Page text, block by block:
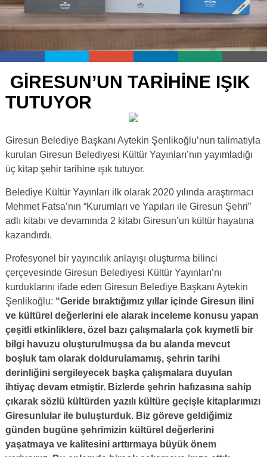
GİRESUN’UN TARİHİNE IŞIK
TUTUYOR
Giresun Belediye Başkanı Aytekin Şenlikoğlu’nun talimatıyla
kurulan Giresun Belediyesi Kültür Yayınları’nın yayımladığı
üç kitap şehir tarihine ışık tutuyor.
Belediye Kültür Yayınları ilk olarak 2020 yılında araştırmacı
Mehmet Fatsa’nın “Kurumları ve Yapıları ile Giresun Şehri”
adlı kitabı ve devamında 2 kitabı Giresun’un kültür hayatına
kazandırdı.
Profesyonel bir yayıncılık anlayışı oluşturma bilinci
çerçevesinde Giresun Belediyesi Kültür Yayınları’nı
kurduklarını ifade eden Giresun Belediye Başkanı Aytekin
Şenlikoğlu: “Geride bıraktığımız yıllar içinde Giresun ilini
ve kültürel değerlerini ele alarak inceleme konusu yapan
çeşitli etkinliklere, özel bazı çalışmalarla çok kıymetli bir
bilgi havuzu oluşturulmuşsa da bu alanda mevcut
boşluk tam olarak doldurulamamış, şehrin tarihi
derinliğini sergileyecek başka çalışmalara duyulan
ihtiyaç devam etmiştir. Bizlerde şehrin hafızasına sahip
çıkarak sözlü kültürden yazılı kültüre geçişle kitaplarımızı
Giresunlular ile buluşturduk. Biz göreve geldiğimiz
günden bugüne şehrimizin kültürel değerlerini
yaşatmaya ve kalitesini arttırmaya büyük önem